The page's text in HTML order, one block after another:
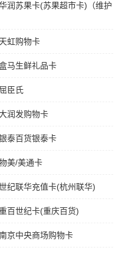
润苏果卡(苏果超市卡)（维护
虹购物卡
马生鲜礼品卡
臣氏
润发购物卡
泰百货银泰卡
美/美通卡
纪联华充值卡(杭州联华)
百世纪卡(重庆百货)
京中央商场购物卡